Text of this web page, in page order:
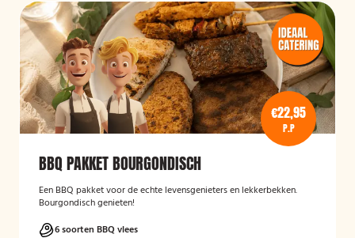
€22,95
P.P
BBQ PAKKET BOURGONDISCH
Een BBQ pakket voor de echte levensgenieters en lekkerbekken.
Bourgondisch genieten!
6 soorten BBQ vlees